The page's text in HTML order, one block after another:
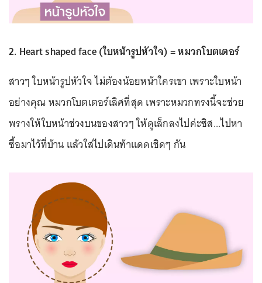
2. Heart shaped face (ใบหน้ารูปหัวใจ) = หมวกโบตเตอร์
สาวๆ ใบหน้ารูปหัวใจ ไม่ต้องน้อยหน้าใครเขา เพราะใบหน้า
อย่างคุณ หมวกโบตเตอร์เลิศที่สุด เพราะหมวกทรงนี้จะช่วย
พรางให้ใบหน้าช่วงบนของสาวๆ ให้ดูเล็กลงไปค่ะซิส...ไปหา
ซื้อมาไว้ที่บ้าน แล้วใส่ไปเดินท้าแดดเชิดๆ กัน